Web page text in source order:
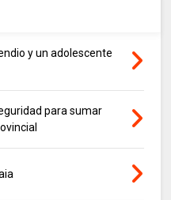
y un adolescente
para sumar